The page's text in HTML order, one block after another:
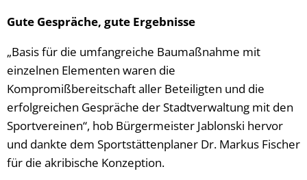
Gute Gespräche, gute Ergebnisse
„Basis für die umfangreiche Baumaßnahme mit
einzelnen Elementen waren die
Kompromißbereitschaft aller Beteiligten und die
erfolgreichen Gespräche der Stadtverwaltung mit den
Sportvereinen“, hob Bürgermeister Jablonski hervor
und dankte dem Sportstättenplaner Dr. Markus Fischer
für die akribische Konzeption.